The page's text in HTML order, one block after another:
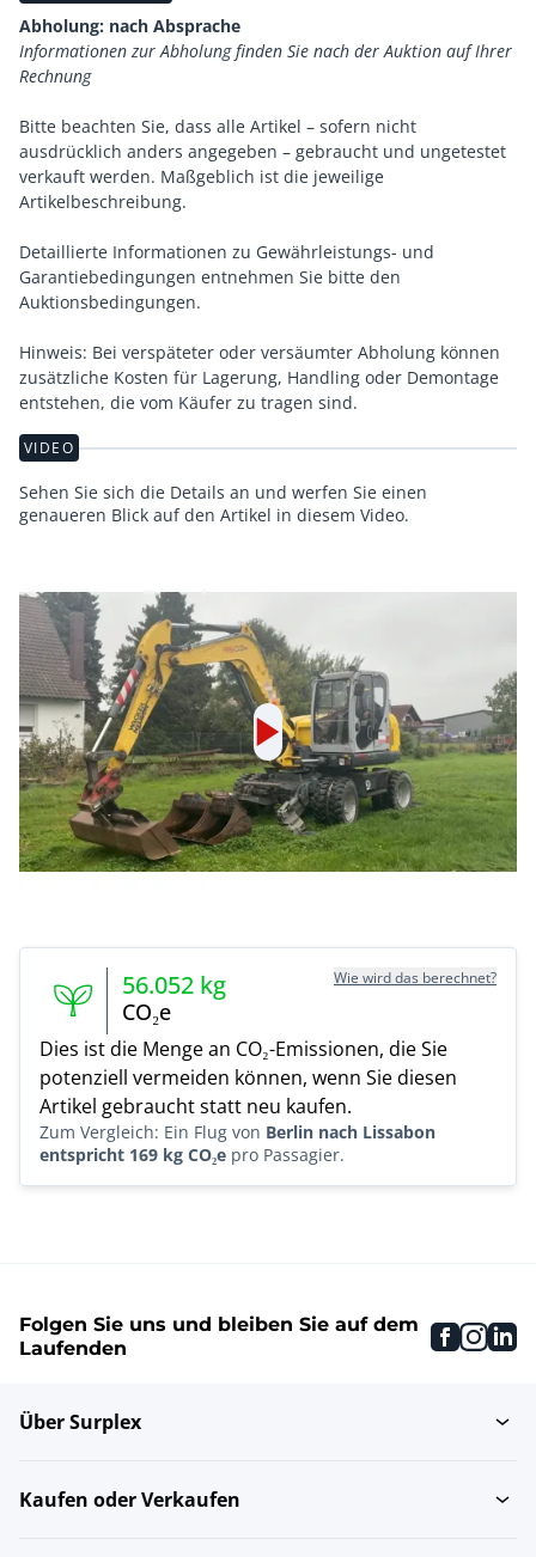
Abholung: nach Absprache
Informationen zur Abholung finden Sie nach der Auktion auf Ihrer
Rechnung
Bitte beachten Sie, dass alle Artikel – sofern nicht
ausdrücklich anders angegeben – gebraucht und ungetestet
verkauft werden. Maßgeblich ist die jeweilige
Artikelbeschreibung.
Detaillierte Informationen zu Gewährleistungs- und
Garantiebedingungen entnehmen Sie bitte den
Auktionsbedingungen.
Hinweis: Bei verspäteter oder versäumter Abholung können
zusätzliche Kosten für Lagerung, Handling oder Demontage
entstehen, die vom Käufer zu tragen sind.
VIDEO
Sehen Sie sich die Details an und werfen Sie einen
genaueren Blick auf den Artikel in diesem Video.
56.052 kg
CO₂e
Wie wird das berechnet?
Dies ist die Menge an CO₂-Emissionen, die Sie
potenziell vermeiden können, wenn Sie diesen
Artikel gebraucht statt neu kaufen.
Zum Vergleich: Ein Flug von Berlin nach Lissabon
entspricht 169 kg CO₂e pro Passagier.
Folgen Sie uns und bleiben Sie auf dem
Laufenden
Über Surplex
Kaufen oder Verkaufen